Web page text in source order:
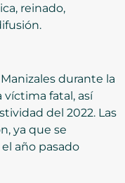
reinado,
durante la
fatal, así
del 2022. Las
ya que se
año pasado